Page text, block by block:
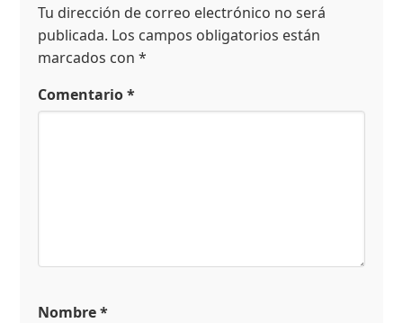
Tu dirección de correo electrónico no será
publicada. Los campos obligatorios están
marcados con*
Comentario*
Nombre*